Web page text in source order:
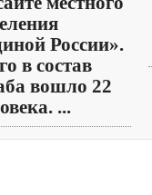
России».
в состав
вошло 22
...